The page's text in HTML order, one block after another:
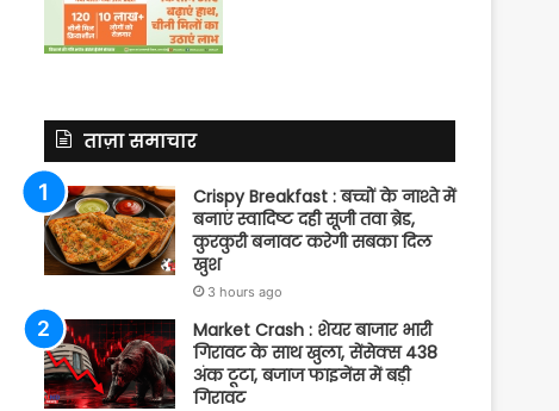
ताज़ा समाचार
Crispy Breakfast : बच्चों के नाश्ते में
बनाएं स्वादिष्ट दही सूजी तवा ब्रेड,
कुरकुरी बनावट करेगी सबका दिल
खुश
3 hours ago
Market Crash : शेयर बाजार भारी
गिरावट के साथ खुला, सेंसेक्स 438
अंक टूटा, बजाज फाइनेंस में बड़ी
गिरावट